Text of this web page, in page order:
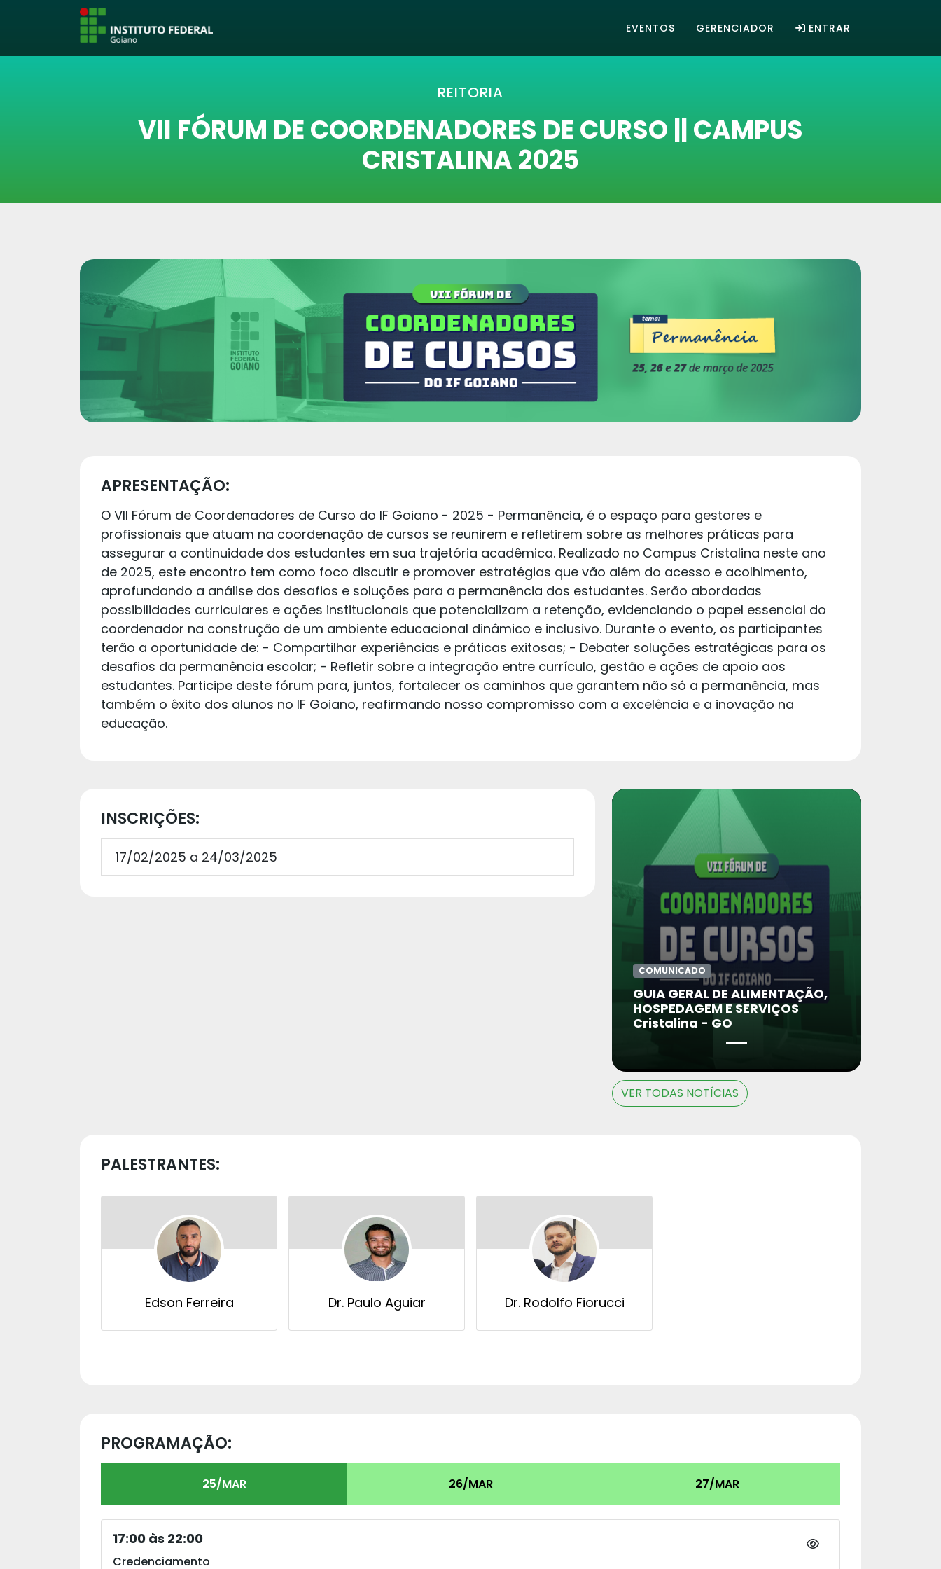
EVENTOS GERENCIADOR ENTRAR
REITORIA
VII FÓRUM DE COORDENADORES DE CURSO || CAMPUS
CRISTALINA 2025
APRESENTAÇÃO:
O VII Fórum de Coordenadores de Curso do IF Goiano - 2025 - Permanência, é o espaço para gestores e
profissionais que atuam na coordenação de cursos se reunirem e refletirem sobre as melhores práticas para
assegurar a continuidade dos estudantes em sua trajetória acadêmica. Realizado no Campus Cristalina neste ano
de 2025, este encontro tem como foco discutir e promover estratégias que vão além do acesso e acolhimento,
aprofundando a análise dos desafios e soluções para a permanência dos estudantes. Serão abordadas
possibilidades curriculares e ações institucionais que potencializam a retenção, evidenciando o papel essencial do
coordenador na construção de um ambiente educacional dinâmico e inclusivo. Durante o evento, os participantes
terão a oportunidade de: - Compartilhar experiências e práticas exitosas; - Debater soluções estratégicas para os
desafios da permanência escolar; - Refletir sobre a integração entre currículo, gestão e ações de apoio aos
estudantes. Participe deste fórum para, juntos, fortalecer os caminhos que garantem não só a permanência, mas
também o êxito dos alunos no IF Goiano, reafirmando nosso compromisso com a excelência e a inovação na
educação.
INSCRIÇÕES:
17/02/2025 a 24/03/2025
COMUNICADO
GUIA GERAL DE ALIMENTAÇÃO,
HOSPEDAGEM E SERVIÇOS
Cristalina - GO
VER TODAS NOTÍCIAS
PALESTRANTES:
Edson Ferreira Dr. Paulo Aguiar Dr. Rodolfo Fiorucci
PROGRAMAÇÃO:
25/MAR 26/MAR 27/MAR
17:00 às 22:00
Credenciamento